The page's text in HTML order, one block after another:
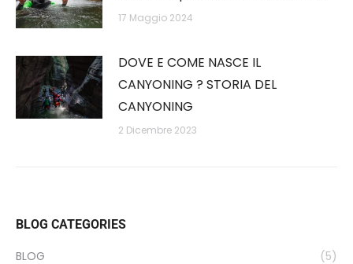
17 Maggio 2024
DOVE E COME NASCE IL
CANYONING ? STORIA DEL
CANYONING
2 Dicembre 2023
BLOG CATEGORIES
BLOG
(5)